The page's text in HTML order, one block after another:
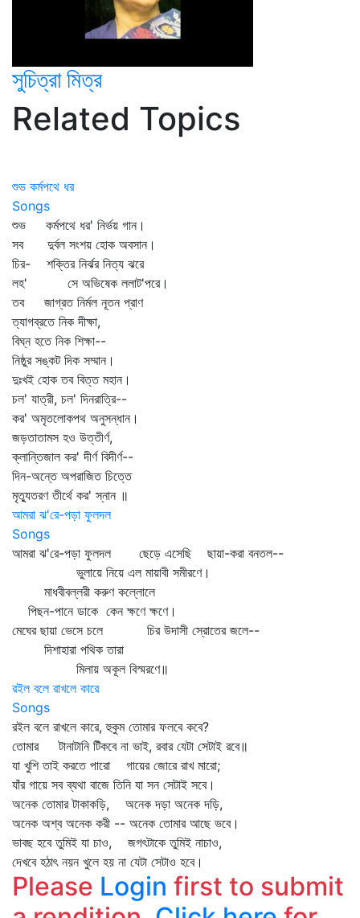
সুচিত্রা মিত্র
Related Topics
শুভ কর্মপথে ধর
Songs
শুভ কর্মপথে ধর' নির্ভয় গান।
সব দুর্বল সংশয় হোক অবসান।
চির- শক্তির নির্ঝর নিত্য ঝরে
লহ' সে অভিষেক ললাট'পরে।
তব জাগ্রত নির্মল নূতন প্রাণ
ত্যাগব্রতে নিক দীক্ষা,
বিঘ্ন হতে নিক শিক্ষা--
নিষ্ঠুর সঙ্কট দিক সম্মান।
দুঃখই হোক তব বিত্ত মহান।
চল' যাত্রী, চল' দিনরাত্রি--
কর' অমৃতলোকপথ অনুসন্ধান।
জড়তাতামস হও উত্তীর্ণ,
ক্লান্তিজাল কর' দীর্ণ বিদীর্ণ--
দিন-অন্তে অপরাজিত চিত্তে
মৃত্যুতরণ তীর্থে কর' স্নান ॥
আমরা ঝ'রে-পড়া ফুলদল
Songs
আমরা ঝ'রে-পড়া ফুলদল ছেড়ে এসেছি ছায়া-করা বনতল--
ভুলায়ে নিয়ে এল মায়াবী সমীরণে।
মাধবীবল্লরী করুণ কল্লোলে
পিছন-পানে ডাকে কেন ক্ষণে ক্ষণে।
মেঘের ছায়া ভেসে চলে চির উদাসী স্রোতের জলে--
দিশাহারা পথিক তারা
মিলায় অকূল বিস্মরণে॥
রইল বলে রাখলে কারে
Songs
রইল বলে রাখলে কারে, হুকুম তোমার ফলবে কবে?
তোমার টানাটানি টিঁকবে না ভাই, রবার যেটা সেটাই রবে॥
যা খুশি তাই করতে পারো গায়ের জোরে রাখ মারো;
যাঁর গায়ে সব ব্যথা বাজে তিনি যা সন সেটাই সবে।
অনেক তোমার টাকাকড়ি, অনেক দড়া অনেক দড়ি,
অনেক অশ্ব অনেক করী -- অনেক তোমার আছে ভবে।
ভাবছ হবে তুমিই যা চাও, জগৎটাকে তুমিই নাচাও,
দেখবে হঠাৎ নয়ন খুলে হয় না যেটা সেটাও হবে।
Please Login first to submit